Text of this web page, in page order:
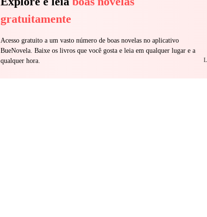
gratuitamente
Acesso gratuito a um vasto número de boas novelas no aplicativo
BueNovela. Baixe os livros que você gosta e leia em qualquer lugar e a
qualquer hora.